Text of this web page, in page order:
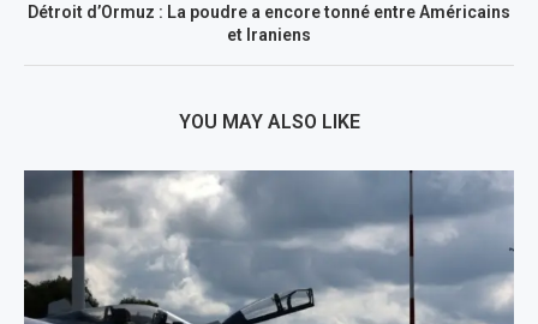
Détroit d’Ormuz : La poudre a encore tonné entre Américains
et Iraniens
YOU MAY ALSO LIKE